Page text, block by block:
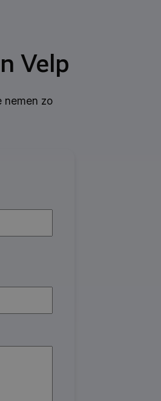
Velp
nemen zo